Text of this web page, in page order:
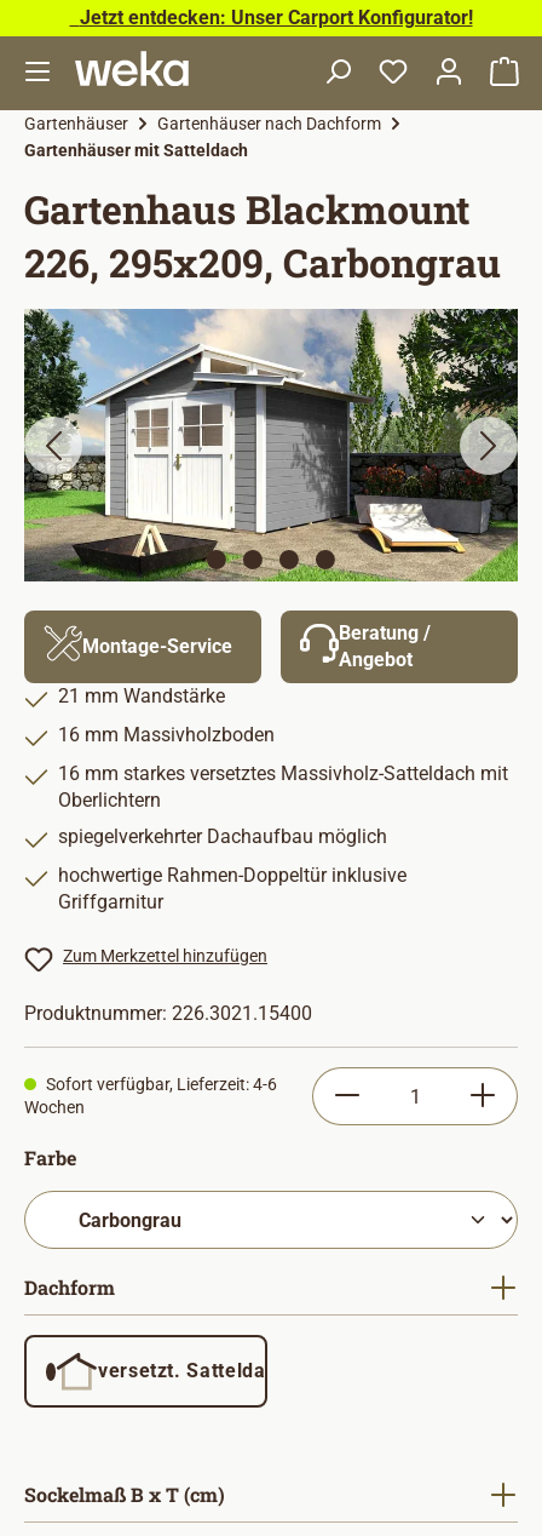
Zum Hauptinhalt springen
Jetzt entdecken: Unser Carport Konfigurator!
Gartenhäuser
Gartenhäuser nach Dachform
Gartenhäuser mit Satteldach
Gartenhaus Blackmount
226, 295x209, Carbongrau
Bildergalerie überspringen
Montage-Service
Beratung /
Angebot
21 mm Wandstärke
16 mm Massivholzboden
16 mm starkes versetztes Massivholz-Satteldach mit
Oberlichtern
spiegelverkehrter Dachaufbau möglich
hochwertige Rahmen-Doppeltür inklusive
Griffgarnitur
Zum Merkzettel hinzufügen
Produktnummer: 226.3021.15400
Sofort verfügbar, Lieferzeit: 4-6
Wochen
Produkt Anzahl:
Farbeauswählen
Dachform
versetzt. Satteldach
Sockelmaß B x T (cm)